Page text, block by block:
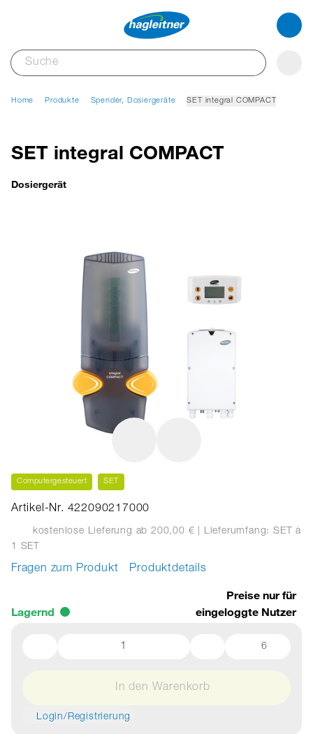
Home Produkte Spender, Dosiergeräte SET integral COMPACT
SET integral COMPACT
Dosiergerät
Computergesteuert SET
Artikel-Nr. 422090217000
kostenlose Lieferung ab 200,00 € | Lieferumfang: SET
à
1 SET
Fragen zum Produkt Produktdetails
Lagernd
Preise nur für
eingeloggte Nutzer
6
In den Warenkorb
Login/Registrierung